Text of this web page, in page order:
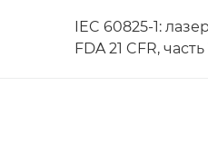
IEC 60825-1:
FDA 21 CFR,